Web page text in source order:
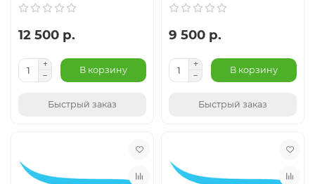
12 500 р.
В корзину
Быстрый заказ
9 500 р.
В корзину
Быстрый заказ